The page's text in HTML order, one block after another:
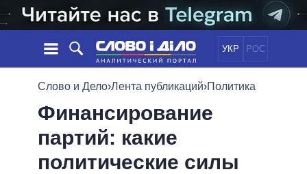
УКР РОС
НОВОСТИ
ЛЕНТА
СОБЫТИЯ
СТАТЬИ
ПОЛИТИКА
ЭКОНОМИКА
ОБЩЕСТВО
ОБЕЩАНИЯ
ПОЛИТИКИ
Слово и Дело›Лента публикаций›Политика
Финансирование
партий: какие
политические силы